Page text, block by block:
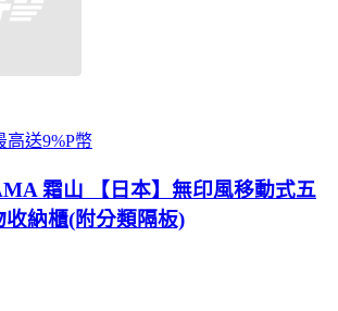
高送9%P幣
霜山 【日本】無印風移動式五
收納櫃(附分類隔板)